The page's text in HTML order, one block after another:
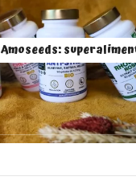
Amoseeds: